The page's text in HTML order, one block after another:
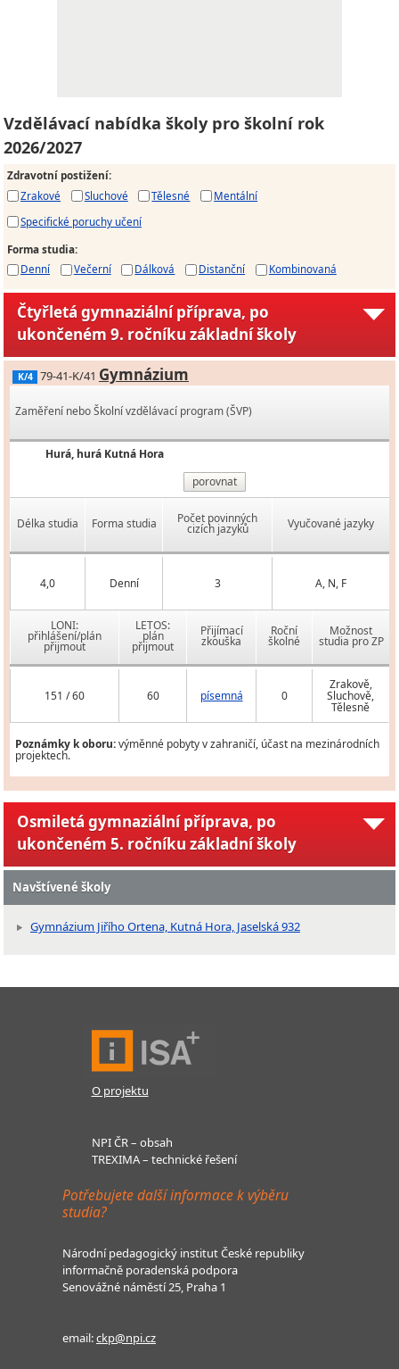
Vzdělávací nabídka školy pro školní rok
2026/2027
Zdravotní postižení:
Zrakové
Sluchové Tělesné
Mentální
Specifické poruchy učení
Forma studia:
Denní
Večerní Dálková Distanční Kombinovaná
Čtyřletá gymnaziální příprava, po
ukončeném 9. ročníku základní školy
K/4 79-41-K/41 Gymnázium
Zaměření nebo Školní vzdělávací program (ŠVP)
Hurá, hurá Kutná Hora
porovnat
Délka studia Forma studia Počet povinných
cizích jazyků Vyučované jazyky
4,0 Denní 3 A, N, F
LONI:
přihlášení/plán
přijmout
LETOS:
plán
přijmout
Přijímací
zkouška
Roční
školné
Možnost
studia pro ZP
151 / 60 60 písemná 0
Zrakově,
Sluchově,
Tělesně
Poznámky k oboru:výměnné pobyty v zahraničí, účast na mezinárodních
projektech.
Osmiletá gymnaziální příprava, po
ukončeném 5. ročníku základní školy
Navštívené školy
Gymnázium Jiřího Ortena, Kutná Hora, Jaselská 932
O projektu
NPI ČR – obsah
TREXIMA – technické řešení
Potřebujete další informace k výběru
studia?
Národní pedagogický institut České republiky
informačně poradenská podpora
Senovážné náměstí 25, Praha 1
email:ckp@npi.cz